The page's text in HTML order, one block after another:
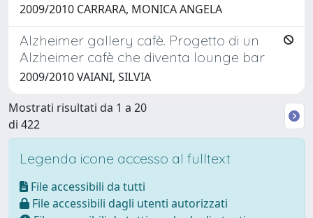
2009/2010 CARRARA, MONICA ANGELA
Alzheimer gallery cafè. Progetto di un
Alzheimer cafè che diventa lounge bar
2009/2010 VAIANI, SILVIA
Mostrati risultati da 1 a 20
di 422
Legenda icone accesso al fulltext
File accessibili da tutti
File accessibili dagli utenti autorizzati